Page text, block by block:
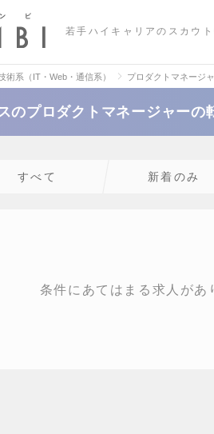
若手ハイキャリアのスカウト
術系（IT・Web・通信系） プロダクトマネージ
のプロダクトマネージャーの
すべて 新着のみ
条件にあてはまる求人があ